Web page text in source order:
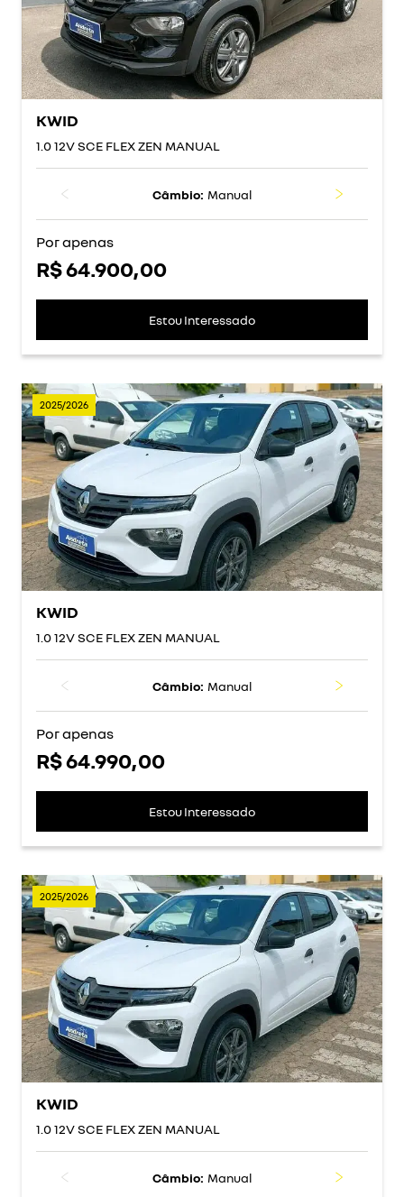
KWID
1.0 12V SCE FLEX ZEN MANUAL
Câmbio: Manual
Por apenas
R$ 64.900,00
Estou Interessado
2025/2026
KWID
1.0 12V SCE FLEX ZEN MANUAL
Câmbio: Manual
Por apenas
R$ 64.990,00
Estou Interessado
2025/2026
KWID
1.0 12V SCE FLEX ZEN MANUAL
Câmbio: Manual